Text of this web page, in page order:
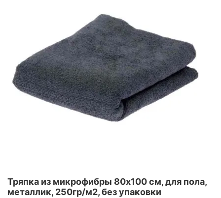
Тряпка из микрофибры 80x100 см, для пола,
металлик, 250гр/м2, без упаковки